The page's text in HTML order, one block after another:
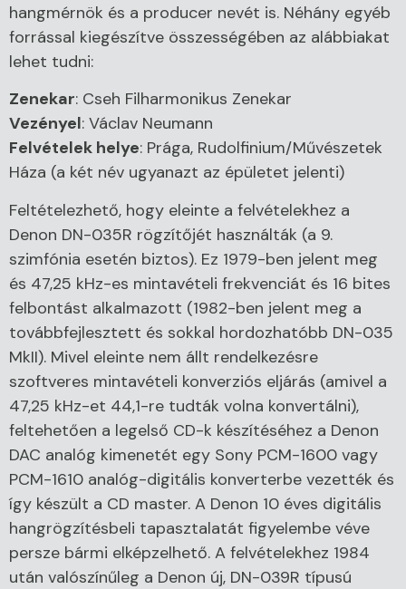
hangmérnök és a producer nevét is. Néhány egyéb
forrással kiegészítve összességében az alábbiakat
lehet tudni:
Zenekar: Cseh Filharmonikus Zenekar
Vezényel: Václav Neumann
Felvételek helye: Prága, Rudolfinium/Művészetek
Háza (a két név ugyanazt az épületet jelenti)
Feltételezhető, hogy eleinte a felvételekhez a
Denon DN-035R rögzítőjét használták (a 9.
szimfónia esetén biztos). Ez 1979-ben jelent meg
és 47,25 kHz-es mintavételi frekvenciát és 16 bites
felbontást alkalmazott (1982-ben jelent meg a
továbbfejlesztett és sokkal hordozhatóbb DN-035
MkII). Mivel eleinte nem állt rendelkezésre
szoftveres mintavételi konverziós eljárás (amivel a
47,25 kHz-et 44,1-re tudták volna konvertálni),
feltehetően a legelső CD-k készítéséhez a Denon
DAC analóg kimenetét egy Sony PCM-1600 vagy
PCM-1610 analóg-digitális konverterbe vezették és
így készült a CD master. A Denon 10 éves digitális
hangrögzítésbeli tapasztalatát figyelembe véve
persze bármi elképzelhető. A felvételekhez 1984
után valószínűleg a Denon új, DN-039R típusú